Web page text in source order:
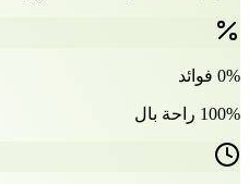
0% فوائد
100% راحة بال